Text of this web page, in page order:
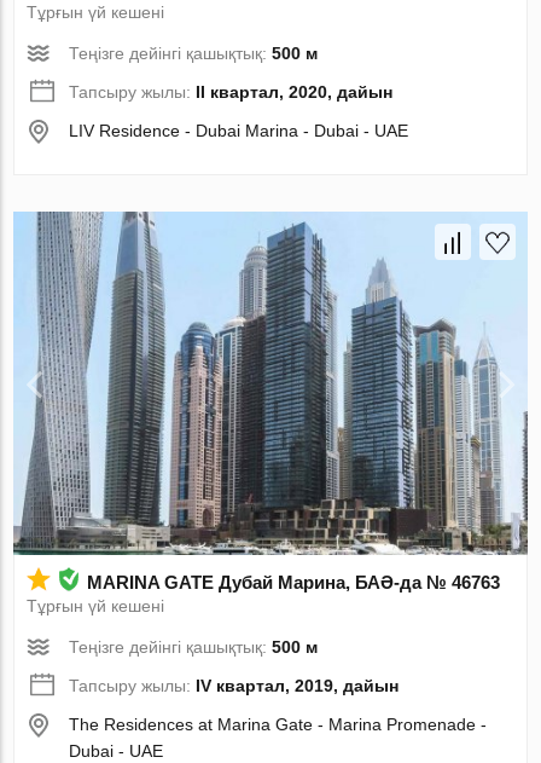
Тұрғын үй кешені
Теңізге дейінгі қашықтық:500 м
Тапсыру жылы: II квартал, 2020, дайын
LIV Residence - Dubai Marina - Dubai - UAE
MARINA GATE Дубай Марина, БАӘ-да № 46763
Тұрғын үй кешені
Теңізге дейінгі қашықтық:500 м
Тапсыру жылы: IV квартал, 2019, дайын
The Residences at Marina Gate - Marina Promenade -
Dubai - UAE